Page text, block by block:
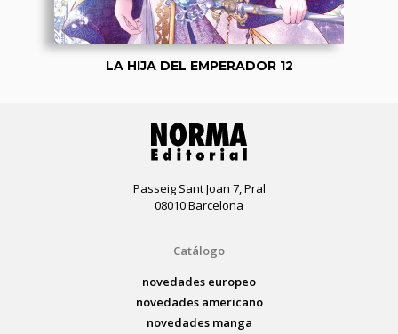
LA HIJA DEL EMPERADOR 12
Passeig Sant Joan 7, Pral
08010 Barcelona
Catálogo
novedades europeo
novedades americano
novedades manga